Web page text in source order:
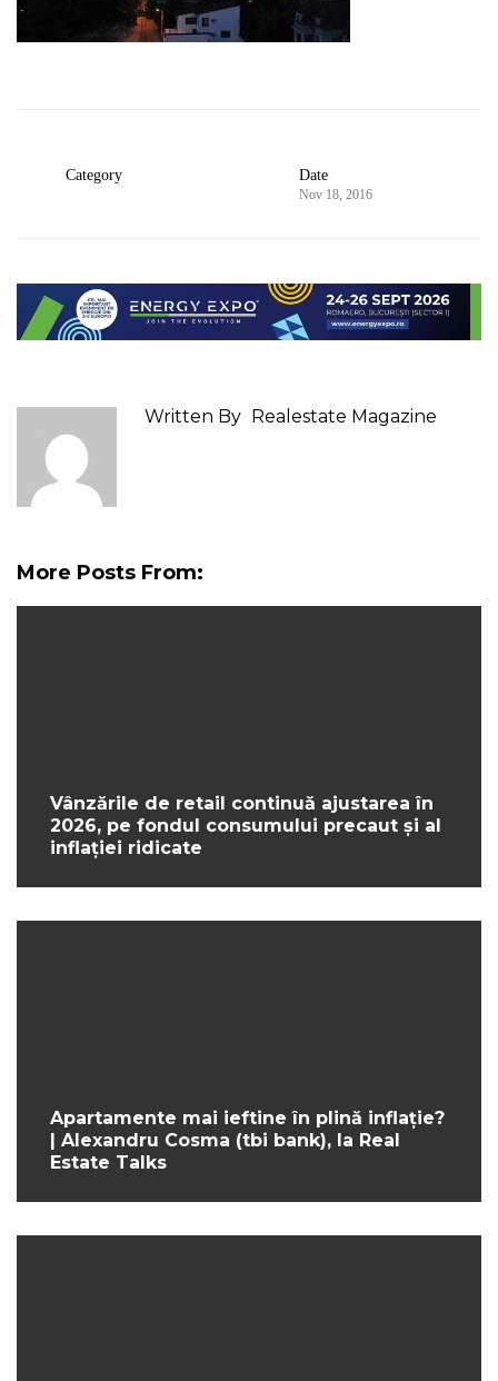
Category Date
Nov 18, 2016
Written By Realestate Magazine
More Posts From:
Vânzările de retail continuă ajustarea în
2026, pe fondul consumului precaut și al
inflației ridicate
Apartamente mai ieftine în plină inflație?
| Alexandru Cosma (tbi bank), la Real
Estate Talks